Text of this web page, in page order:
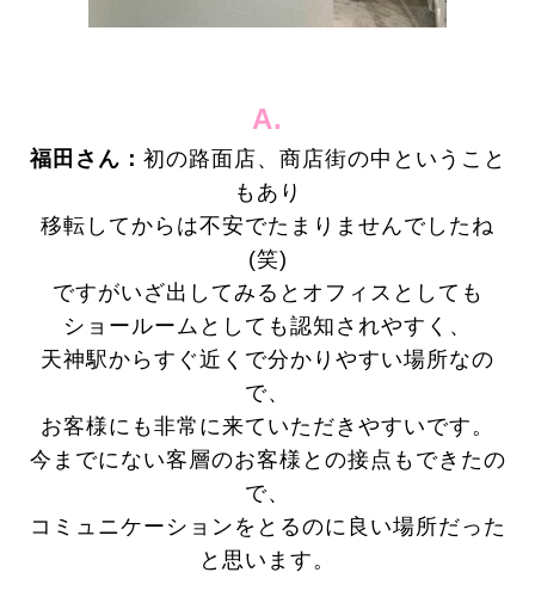
A.
福田さん： 初の路面店、商店街の中ということ
もあり
移転してからは不安でたまりませんでしたね
(笑)
ですがいざ出してみるとオフィスとしても
ショールームとしても認知されやすく、
天神駅からすぐ近くで分かりやすい場所なの
で、
お客様にも非常に来ていただきやすいです。
今までにない客層のお客様との接点もできたの
で、
コミュニケーションをとるのに良い場所だった
と思います。